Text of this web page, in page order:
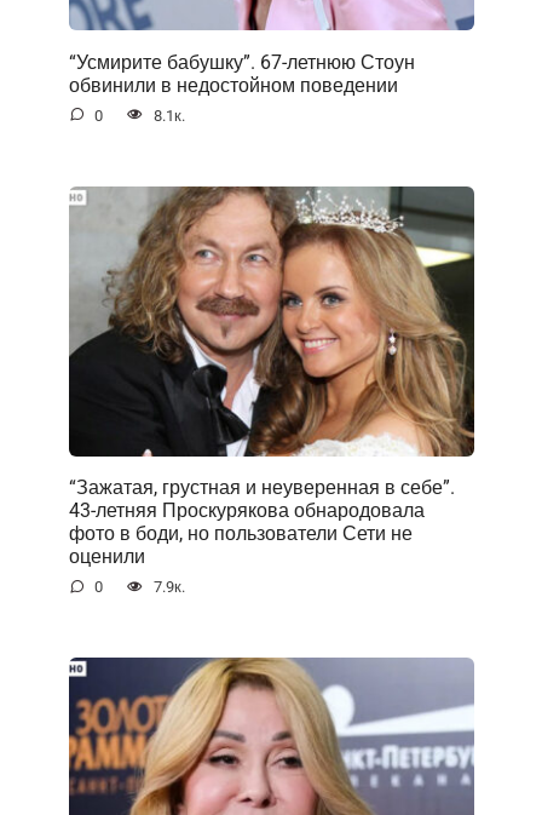
“Усмирите бабушку”. 67-летнюю Стоун
обвинили в недостойном поведении
0 8.1к.
“Зажатая, грустная и неуверенная в себе”.
43-летняя Проскурякова обнародовала
фото в боди, но пользователи Сети не
оценили
0 7.9к.